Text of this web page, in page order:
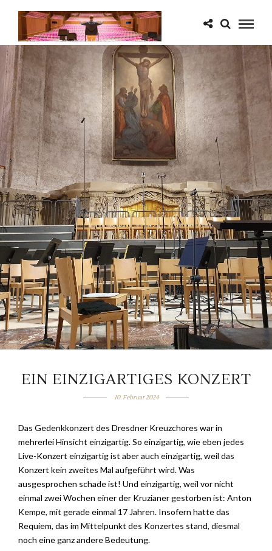
EIN EINZIGARTIGES KONZERT
10. Februar 2024
Das Gedenkkonzert des Dresdner Kreuzchores war in
mehrerlei Hinsicht einzigartig. So einzigartig, wie eben jedes
Live-Konzert einzigartig ist aber auch einzigartig, weil das
Konzert kein zweites Mal aufgeführt wird. Was
ausgesprochen schade ist! Und einzigartig, weil vor nicht
einmal zwei Wochen einer der Kruzianer gestorben ist: Anton
Kempe, mit gerade einmal 17 Jahren. Insofern hatte das
Requiem, das im Mittelpunkt des Konzertes stand, diesmal
noch eine ganz andere Bedeutung.